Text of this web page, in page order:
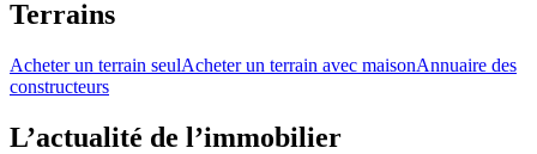
Terrains
Acheter un terrain seulAcheter un terrain avec maisonAnnuaire des
constructeurs
L’actualité de l’immobilier